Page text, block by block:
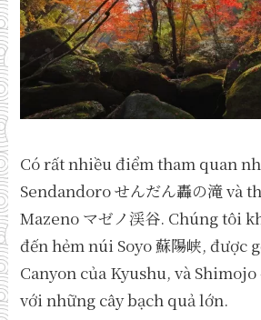
Có rất nhiều điểm tham quan
Sendandoro せんだん轟の滝 và
Mazeno マゼノ渓谷. Chúng tôi
đến hẻm núi Soyo 蘇陽峡, được
Canyon của Kyushu, và
với những cây bạch quả lớn.